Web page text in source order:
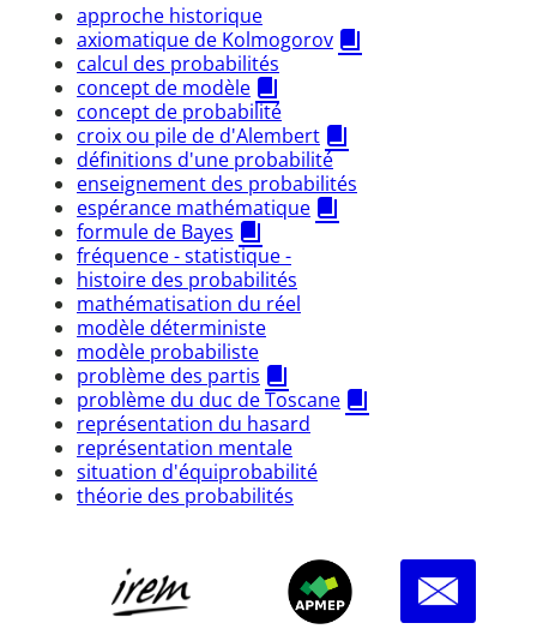
approche historique
axiomatique de Kolmogorov
calcul des probabilités
concept de modèle
concept de probabilité
croix ou pile de d'Alembert
définitions d'une probabilité
enseignement des probabilités
espérance mathématique
formule de Bayes
fréquence - statistique -
histoire des probabilités
mathématisation du réel
modèle déterministe
modèle probabiliste
problème des partis
problème du duc de Toscane
représentation du hasard
représentation mentale
situation d'équiprobabilité
théorie des probabilités